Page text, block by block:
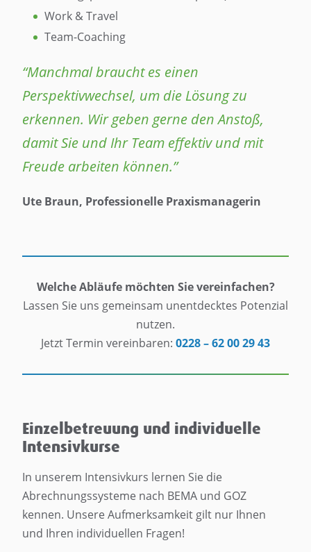
Work & Travel
Team-Coaching
“Manchmal braucht es einen
Perspektivwechsel, um die Lösung zu
erkennen. Wir geben gerne den Anstoß,
damit Sie und Ihr Team effektiv und mit
Freude arbeiten können.”
Ute Braun, Professionelle Praxismanagerin
Welche Abläufe möchten Sie vereinfachen?
Lassen Sie uns gemeinsam unentdecktes Potenzial
nutzen.
Jetzt Termin vereinbaren: 0228 – 62 00 29 43
Einzelbetreuung und individuelle
Intensivkurse
In unserem Intensivkurs lernen Sie die
Abrechnungssysteme nach BEMA und GOZ
kennen. Unsere Aufmerksamkeit gilt nur Ihnen
und Ihren individuellen Fragen!